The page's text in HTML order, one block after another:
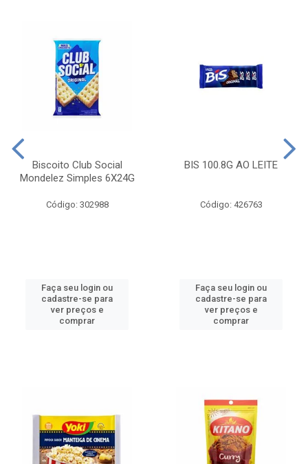
Biscoito Club Social
Mondelez Simples 6X24G
Código: 302988
Faça seu login ou
cadastre-se para
ver preços e
comprar
BIS 100.8G AO LEITE
Código: 426763
Faça seu login ou
cadastre-se para
ver preços e
comprar